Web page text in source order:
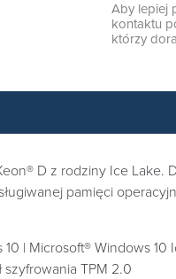
Aby lepiej
kontaktu
którzy
D z rodziny Ice Lake.
pamięci
| Microsoft® Windows 10
TPM 2.0